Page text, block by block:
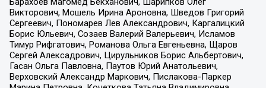
Викторович, Мошель Ирина Ароновна, Шведов Григорий
Сергеевич, Пономарев Лев Александрович, Каргалицкий
Борис Юльевич, Созаев Валерий Валерьевич, Исламов
Тимур Рифгатович, Романова Ольга Евгеньевна, Щаров
Сергей Алексадрович, Цирульников Борис Альбертович,
Гасан Ольга Павловна, Паутов Юрий Анатольевич,
Верховский Александр Маркович, Пислакова-Паркер